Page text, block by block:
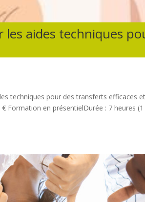
aides techniques
techniques pour des transferts efficaces
€ Formation en présentielDurée : 7 heures